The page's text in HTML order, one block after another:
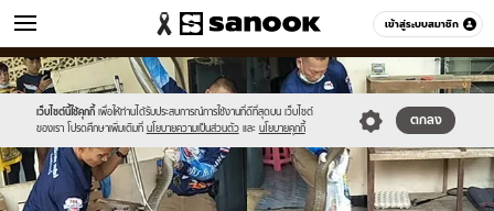
เข้าสู่ระบบสมาชิก
ข่าว หมวดอื่นๆ
เว็บไซต์นี้ใช้คุกกี้ เพื่อให้ท่านได้รับประสบการณ์การใช้งานที่ดีที่สุดบน เว็บไซต์
ของเรา โปรดศึกษาเพิ่มเติมที่ นโยบายความเป็นส่วนตัว และ นโยบายคุกกี้
ตกลง
Sanook
//s.isanook.com/sr/0/images/logo-
new-
sanook.png
600
60
//s.isanook.com/ns/0/ud/1668/8341922/snake.jpg